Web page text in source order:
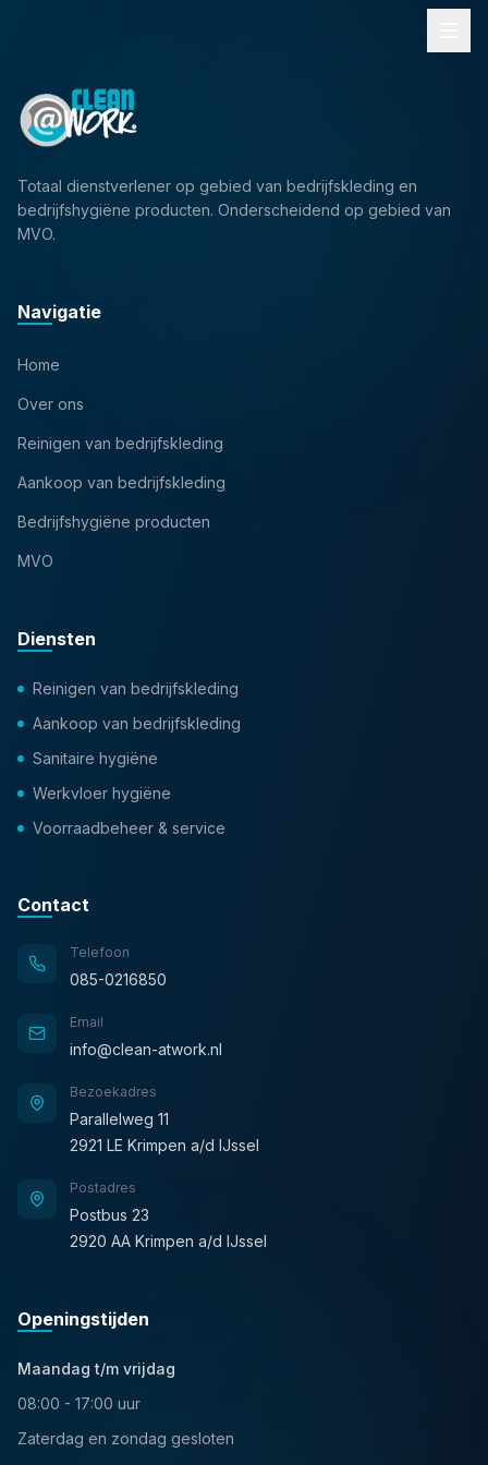
Totaal dienstverlener op gebied van bedrijfskleding en
bedrijfshygiëne producten. Onderscheidend op gebied van
MVO.
Navigatie
Home
Over ons
Reinigen van bedrijfskleding
Aankoop van bedrijfskleding
Bedrijfshygiëne producten
MVO
Diensten
Reinigen van bedrijfskleding
Aankoop van bedrijfskleding
Sanitaire hygiëne
Werkvloer hygiëne
Voorraadbeheer & service
Contact
Telefoon
085-0216850
Email
info@clean-atwork.nl
Bezoekadres
Parallelweg 11
2921 LE Krimpen a/d IJssel
Postadres
Postbus 23
2920 AA Krimpen a/d IJssel
Openingstijden
Maandag t/m vrijdag
08:00 - 17:00 uur
Zaterdag en zondag gesloten